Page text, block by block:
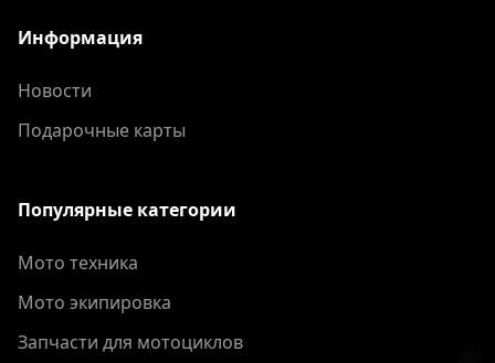
Информация
Новости
Подарочные карты
Популярные категории
Мото техника
Мото экипировка
Запчасти для мотоциклов